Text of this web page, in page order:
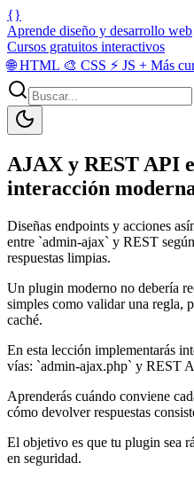
{}
Aprende diseño y desarrollo web
Cursos gratuitos interactivos
🌐HTML 🎨 CSS ⚡ JS + Más
AJAX y REST API
interacción
Diseñas endpoints y acciones
entre `admin-ajax` y REST
respuestas limpias.
Un plugin moderno no debería
simples como validar una regla,
caché.
En esta lección implementarás
vías: `admin-ajax.php` y REST
Aprenderás cuándo conviene
cómo devolver respuestas
El objetivo es que tu plugin sea
en seguridad.